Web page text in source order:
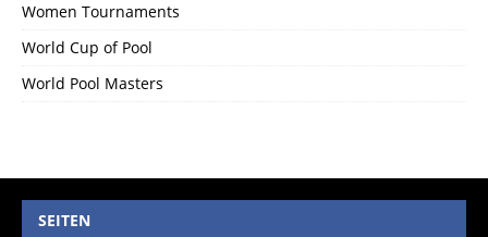
Women Tournaments
World Cup of Pool
World Pool Masters
SEITEN